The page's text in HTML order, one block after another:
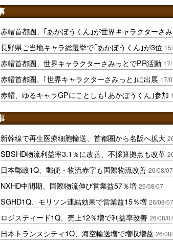
赤帽首都圏、｢あかぼうくん｣が世界キャラクターさ
長野県ご当地キャラ総選挙で｢あかぼうくん｣が3位
赤帽首都圏、世界キャラクターさみっとでPR活動
赤帽首都圏、｢世界キャラクターさみっと｣に出展 17/
赤帽、ゆるキャラGPにことしも｢あかぼうくん｣参加
新幹線で再生医療細胞輸送、首都圏から名阪へ拡大
SBSHD物流利益率3.1％に改善、不採算拠点も改革
日本郵政1Q、郵便・物流赤字も国際物流改善 26/08/07
NXHD中間期、国際物流伸び営業益57％増 26/08/07
SGHD1Q、モリソン連結効果で営業益15％増 26/08/07
ロジスティード1Q、売上12％増で利益率改善 26/08/
日本トランスシティ1Q、海空輸送増で増収増益 26/